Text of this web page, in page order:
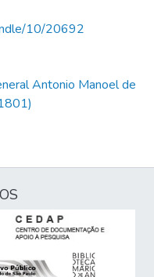
10/20692
Antonio Manoel de